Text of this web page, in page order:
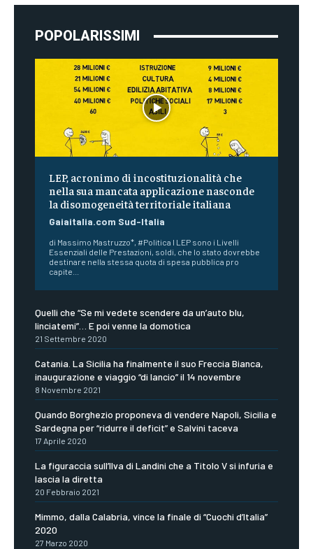
POPOLARISSIMI
LEP, acronimo di incostituzionalità che
nella sua mancata applicazione nasconde
la disomogeneità territoriale italiana
Gaiaitalia.com Sud-Italia
di Massimo Mastruzzo*, #Politica I LEP sono i Livelli
Essenziali delle Prestazioni, soldi, che lo stato dovrebbe
destinare nella stessa quota di spesa pubblica pro
capite...
Quelli che “Se mi vedete scendere da un’auto blu,
linciatemi”… E poi venne la domotica
21 Settembre 2020
Catania. La Sicilia ha finalmente il suo Freccia Bianca,
inaugurazione e viaggio “di lancio” il 14 novembre
8 Novembre 2021
Quando Borghezio proponeva di vendere Napoli, Sicilia e
Sardegna per “ridurre il deficit” e Salvini taceva
17 Aprile 2020
La figuraccia sull’Ilva di Landini che a Titolo V si infuria e
lascia la diretta
20 Febbraio 2021
Mimmo, dalla Calabria, vince la finale di “Cuochi d’Italia”
2020
27 Marzo 2020